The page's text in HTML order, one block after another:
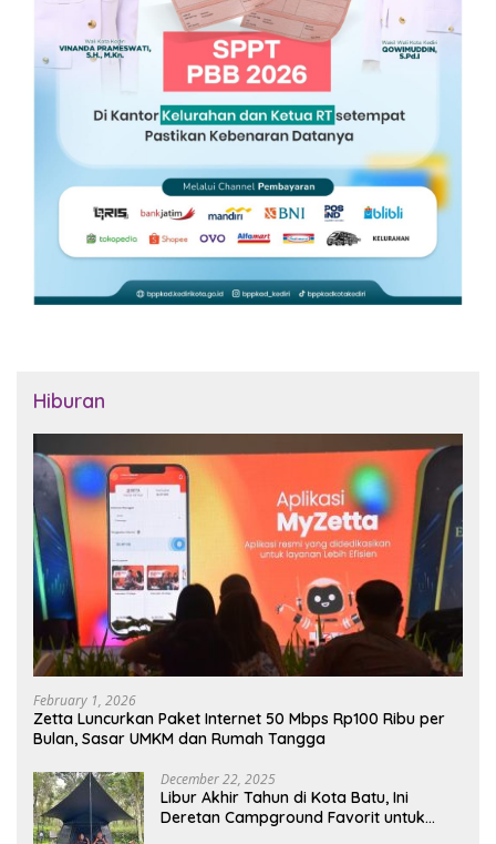
Hiburan
February 1, 2026
Zetta Luncurkan Paket Internet 50 Mbps Rp100 Ribu per
Bulan, Sasar UMKM dan Rumah Tangga
December 22, 2025
Libur Akhir Tahun di Kota Batu, Ini
Deretan Campground Favorit untuk